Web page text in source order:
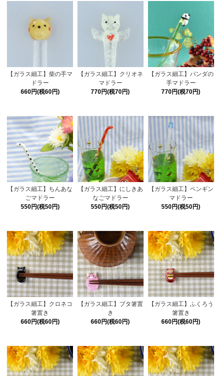
【ガラス細工】柴の手マ
ドラー
660円(税60円)
【ガラス細工】クリオネ
マドラー
770円(税70円)
【ガラス細工】パンダの
手マドラー
770円(税70円)
【ガラス細工】ちんあな
ごマドラー
550円(税50円)
【ガラス細工】にしきあ
なごマドラー
550円(税50円)
【ガラス細工】ペンギン
マドラー
550円(税50円)
【ガラス細工】クロネコ
箸置き
660円(税60円)
【ガラス細工】ブタ箸置
き
660円(税60円)
【ガラス細工】ふくろう
箸置き
660円(税60円)